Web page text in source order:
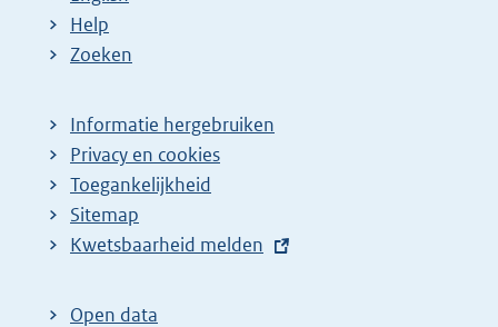
Help
Zoeken
Informatie hergebruiken
Privacy en cookies
Toegankelijkheid
Sitemap
E
t
Kwetsbaarheid melden
Open data